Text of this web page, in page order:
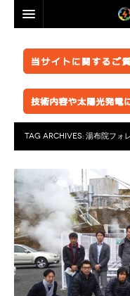
事業計画を立ててみま
●再エネ法について
●太陽光発電のリ
▲ご注意ください
●運用ノウハウ
●金融対策・資金
●太陽光発電所経営
●施工会社
●分譲
●自作キット
セミナー動画販売
脱原発・太陽光推進に
業者選定に困ったら
架台販売
フェンス
防草シート
業務委託
お問い合わせ総合窓口
特定商取引法に基づく
プライバシーポリシー
FACEBOOKページ
このサイトの使い方
太陽光発電ムラの目指
太陽光発電ムラ・ポータ
TAG ARCHIVES: 湯布院フォ